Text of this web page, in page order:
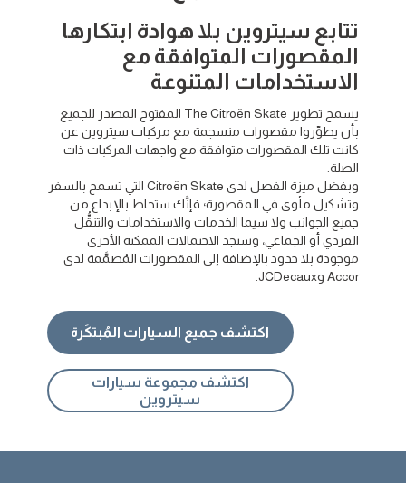
تتابع سيتروين بلا هوادة ابتكارها
المقصورات المتوافقة مع
الاستخدامات المتنوعة
يسمح تطوير The Citroën Skate المفتوح المصدر للجميع
بأن يطوِّروا مقصورات منسجمة مع مركبات سيتروين عن
كانت تلك المقصورات متوافقة مع واجهات المركبات ذات
الصلة.
وبفضل ميزة الفصل لدى Citroën Skate التي تسمح بالسفر
وتشكيل مأوى في المقصورة؛ فإنَّك ستحاط بالإبداع من
جميع الجوانب ولا سيما الخدمات والاستخدامات والتنقُّل
الفردي أو الجماعي، وستجد الاحتمالات الممكنة الأخرى
موجودة بلا حدود بالإضافة إلى المقصورات المُصمَّمة لدى
Accor وJCDecaux.
اكتشف جميع السيارات المُبتكَرة
اكتشف مجموعة سيارات
سيتروين